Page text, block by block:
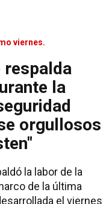
viernes.
respalda
la
orgullosos
la labor de la
de la última
el viernes